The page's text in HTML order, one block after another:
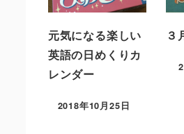
元気になる楽しい
英語の日めくりカ
レンダー
2018年10月25日
３